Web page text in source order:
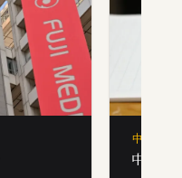
中学受験
中学受